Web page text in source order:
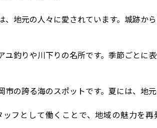
地元の人々に愛されています。城跡か
ユ釣りや川下りの名所です。季節ごとに
の誇る海のスポットです。夏には、地
フとして働くことで、地域の魅力を